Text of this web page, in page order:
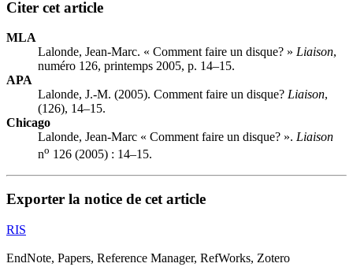
Citer cet article
MLA
Lalonde, Jean-Marc. « Comment faire un disque? » Liaison,
numéro 126, printemps 2005, p. 14–15.
APA
Lalonde, J.-M. (2005). Comment faire un disque? Liaison,
(126), 14–15.
Chicago
Lalonde, Jean-Marc « Comment faire un disque? ». Liaison
no 126 (2005) : 14–15.
Exporter la notice de cet article
RIS
EndNote, Papers, Reference Manager, RefWorks, Zotero